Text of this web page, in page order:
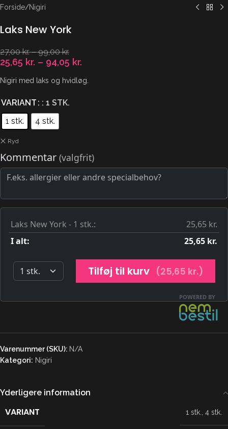
Forside/Nigiri
Laks New York
27,00kr. – 99,00kr.
25,65 kr. – 94,05 kr.
Nigiri med laks og hvidløg.
VARIANT
: 1 STK.
1 stk.
4 stk.
Ryd
Varenummer (SKU): N/A
Kategori: Nigiri
Yderligere information
VARIANT 1 stk. 4 stk.